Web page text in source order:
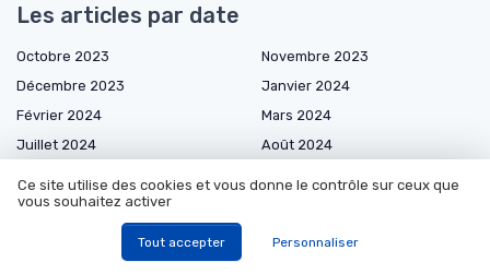
Les articles par date
Octobre 2023
Novembre 2023
Décembre 2023
Janvier 2024
Février 2024
Mars 2024
Juillet 2024
Août 2024
Décembre 2024
Ce site utilise des cookies et vous donne le contrôle sur ceux que
vous souhaitez activer
Tout accepter Personnaliser